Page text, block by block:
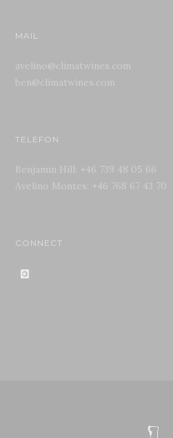
MAIL
avelino@climatwines.com
ben@climatwines.com
TELEFON
Benjamin Hill: +46 739 48 05 66
Avelino Montes: +46 768 67 43 70
CONNECT